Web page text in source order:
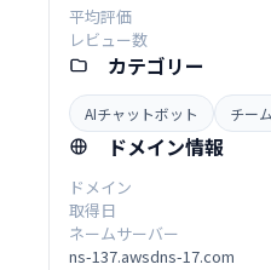
平均評価
レビュー数
カテゴリー
AIチャットボット チー
ドメイン情報
ドメイン
取得日
ネームサーバー
ns-137.awsdns-17.com